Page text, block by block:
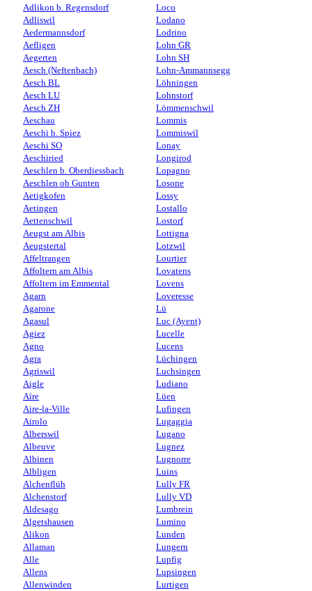
Adlikon b. Regensdorf
Adliswil
Aedermannsdorf
Aefligen
Aegerten
Aesch (Neftenbach)
Aesch BL
Aesch LU
Aesch ZH
Aeschau
Aeschi b. Spiez
Aeschi SO
Aeschiried
Aeschlen b. Oberdiessbach
Aeschlen ob Gunten
Aetigkofen
Aetingen
Aettenschwil
Aeugst am Albis
Aeugstertal
Affeltrangen
Affoltern am Albis
Affoltern im Emmental
Agarn
Agarone
Agasul
Agiez
Agno
Agra
Agriswil
Aigle
Aïre
Aire-la-Ville
Airolo
Alberswil
Albeuve
Albinen
Albligen
Alchenflüh
Alchenstorf
Aldesago
Algetshausen
Alikon
Allaman
Alle
Allens
Allenwinden
Loco
Lodano
Lodrino
Lohn GR
Lohn SH
Lohn-Ammannsegg
Löhningen
Lohnstorf
Lömmenschwil
Lommis
Lommiswil
Lonay
Longirod
Lopagno
Losone
Lossy
Lostallo
Lostorf
Lottigna
Lotzwil
Lourtier
Lovatens
Lovens
Loveresse
Lü
Luc (Ayent)
Lucelle
Lucens
Lüchingen
Luchsingen
Ludiano
Lüen
Lufingen
Lugaggia
Lugano
Lugnez
Lugnorre
Luins
Lully FR
Lully VD
Lumbrein
Lumino
Lunden
Lungern
Lupfig
Lupsingen
Lurtigen